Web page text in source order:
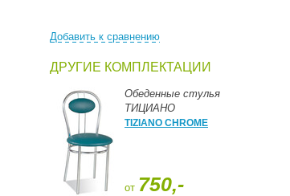
Добавить к сравнению
ДРУГИЕ КОМПЛЕКТАЦИИ
Обеденные стулья
ТИЦИАНО
TIZIANO CHROME
от 750,-